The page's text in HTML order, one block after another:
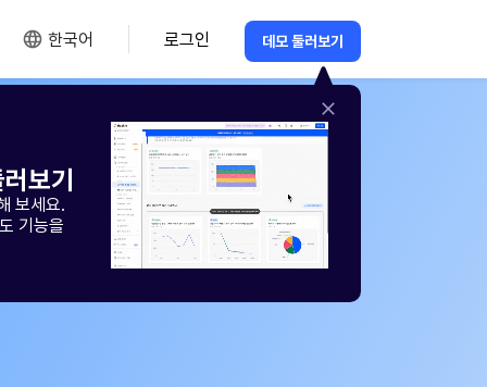
한국어 로그인 데모 둘러보기
보기
보세요.
도 기능을